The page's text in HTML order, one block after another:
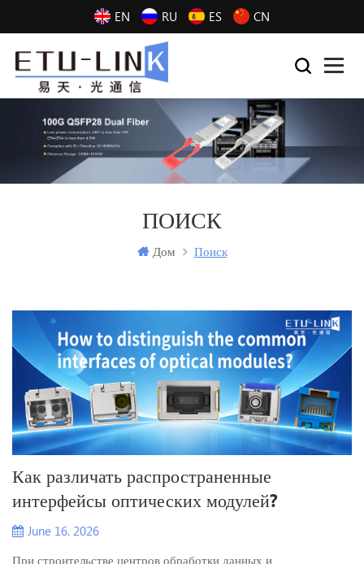
EN RU ES CN
ПОИСК
Дом Поиск
Как различать распространенные
интерфейсы оптических модулей?
June 16. 2026
При строительстве центров обработки данных и